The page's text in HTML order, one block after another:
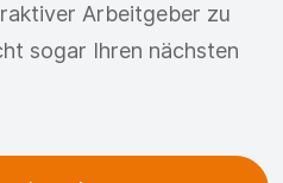
Arbeitgeber zu
sogar Ihren nächsten